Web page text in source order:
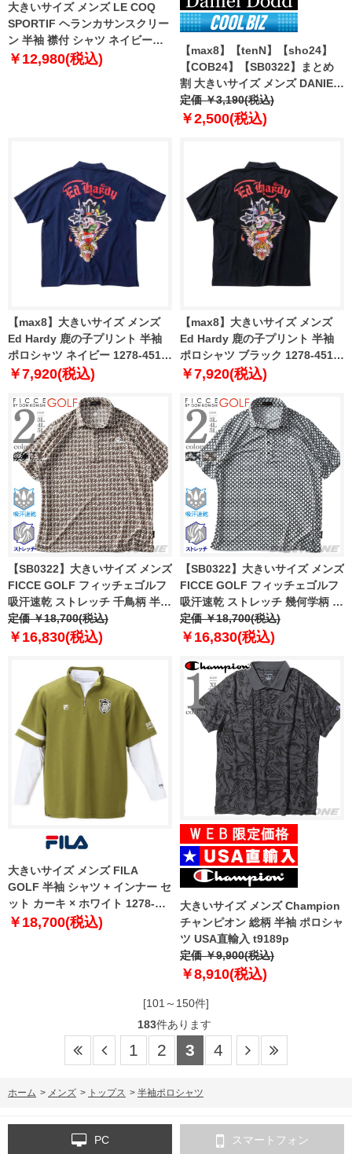
大きいサイズ メンズ LE COQ
SPORTIF ヘランカサンスクリー
ン 半袖 襟付 シャツ ネイビー
1278-4221-1 3L 4L 5L 6L
￥12,980(税込)
【max8】【tenN】【sho24】
【COB24】【SB0322】まとめ
割 大きいサイズ メンズ DANIEL
DODD 吸汗速乾 半袖 無地 スポ
ーツ ポロシャツ azpr-009008h
定価 ￥3,190(税込)
￥2,500(税込)
【max8】大きいサイズ メンズ
Ed Hardy 鹿の子プリント 半袖
ポロシャツ ネイビー 1278-4516-
1 3L 4L 5L 6L 8L
￥7,920(税込)
【max8】大きいサイズ メンズ
Ed Hardy 鹿の子プリント 半袖
ポロシャツ ブラック 1278-4516-
2 3L 4L 5L 6L 8L
￥7,920(税込)
【SB0322】大きいサイズ メンズ
FICCE GOLF フィッチェゴルフ
吸汗速乾 ストレッチ 千鳥柄 半袖
ポロシャツ ゴルフウェア
242710
定価 ￥18,700(税込)
￥16,830(税込)
【SB0322】大きいサイズ メンズ
FICCE GOLF フィッチェゴルフ
吸汗速乾 ストレッチ 幾何学柄 半
袖 ポロシャツ ゴルフウェア
242711
定価 ￥18,700(税込)
￥16,830(税込)
大きいサイズ メンズ FILA
GOLF 半袖 シャツ + インナー セ
ット カーキ × ホワイト 1278-
3320-2 3L 4L 5L 6L
￥18,700(税込)
大きいサイズ メンズ Champion
チャンピオン 総柄 半袖 ポロシャ
ツ USA直輸入 t9189p
定価 ￥9,900(税込)
￥8,910(税込)
[101～150件]
183件あります
1 2 3 4
ホーム > メンズ > トップス > 半袖ポロシャツ
PC スマートフォン